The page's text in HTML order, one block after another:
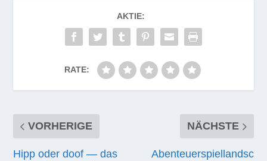
AKTIE:
RATE:
VORHERIGE
Hipp oder doof — das
NÄCHSTE
Abenteuerspiellandsc